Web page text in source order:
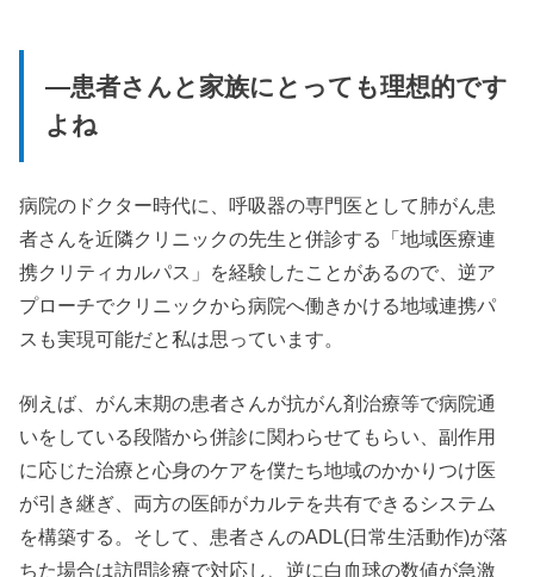
—患者さんと家族にとっても理想的です
よね
病院のドクター時代に、呼吸器の専門医として肺がん患
者さんを近隣クリニックの先生と併診する「地域医療連
携クリティカルパス」を経験したことがあるので、逆ア
プローチでクリニックから病院へ働きかける地域連携パ
スも実現可能だと私は思っています。
例えば、がん末期の患者さんが抗がん剤治療等で病院通
いをしている段階から併診に関わらせてもらい、副作用
に応じた治療と心身のケアを僕たち地域のかかりつけ医
が引き継ぎ、両方の医師がカルテを共有できるシステム
を構築する。そして、患者さんのADL(日常生活動作)が落
ちた場合は訪問診療で対応し、逆に白血球の数値が急激